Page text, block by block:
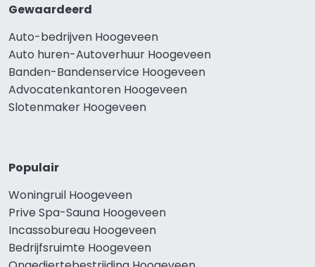
Gewaardeerd
Auto-bedrijven Hoogeveen
Auto huren-Autoverhuur Hoogeveen
Banden-Bandenservice Hoogeveen
Advocatenkantoren Hoogeveen
Slotenmaker Hoogeveen
Populair
Woningruil Hoogeveen
Prive Spa-Sauna Hoogeveen
Incassobureau Hoogeveen
Bedrijfsruimte Hoogeveen